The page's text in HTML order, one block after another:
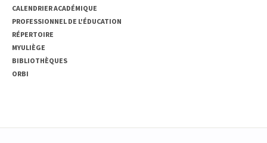
CALENDRIER ACADÉMIQUE
PROFESSIONNEL DE L'ÉDUCATION
RÉPERTOIRE
MYULIÈGE
BIBLIOTHÈQUES
ORBI